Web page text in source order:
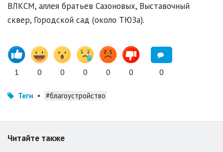
ВЛКСМ, аллея братьев Сазоновых, Выставочный
сквер, Городской сад (около ТЮЗа).
1 0 0 0 0 0 0
Теги • #благоустройство
Читайте также